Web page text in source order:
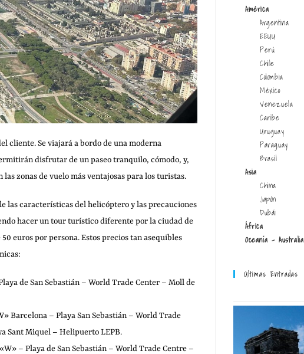
cliente. Se viajará a bordo de una moderna
disfrutar de un paseo tranquilo, cómodo, y,
zonas de vuelo más ventajosas para los turistas.
las características del helicóptero y las precauciones
hacer un tour turístico diferente por la ciudad de
euros por persona. Estos precios tan asequibles
de San Sebastián – World Trade Center – Moll de
Barcelona – Playa San Sebastián – World Trade
Sant Miquel – Helipuerto LEPB.
– Playa de San Sebastián – World Trade Centre –
América
Argentina
EEUU
Perú
Chile
Colombia
México
Venezuela
Caribe
Uruguay
Paraguay
Brasil
Asia
China
Japón
Dubái
África
Oceanía - Australia
Últimas Entradas